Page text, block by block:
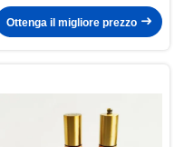
Ottenga il migliore prezzo